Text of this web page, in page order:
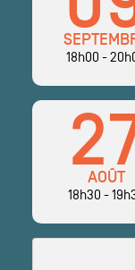
18h00 -
AOÛT
18h30 -